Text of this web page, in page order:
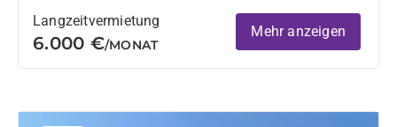
Langzeitvermietung
6.000 €/MONAT
Mehr anzeigen